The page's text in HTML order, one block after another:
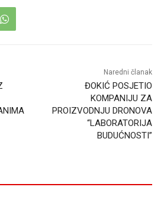
Naredni članak
ĐOKIĆ POSJETIO
KOMPANIJU ZA
PROIZVODNJU DRONOVA
“LABORATORIJA
BUDUĆNOSTI”